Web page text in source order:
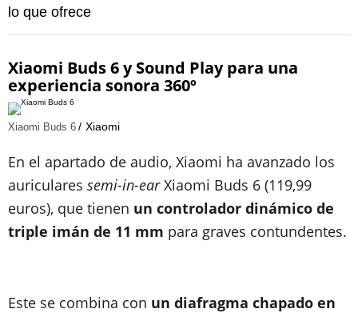
lo que ofrece
Xiaomi Buds 6 y Sound Play para una
experiencia sonora 360º
Xiaomi Buds 6 Xiaomi
En el apartado de audio, Xiaomi ha avanzado los
auriculares semi-in-earXiaomi Buds 6 (119,99
euros), que tienen un controlador dinámico de
triple imán de 11 mm para graves contundentes.
Este se combina con un diafragma chapado en